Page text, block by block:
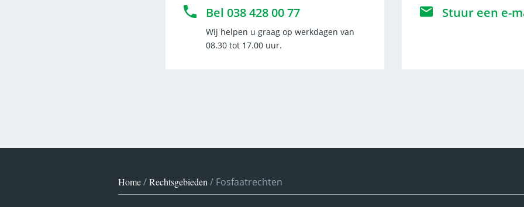
Bel 038 428 00 77
Wij helpen u graag op werkdagen van
08.30 tot 17.00 uur.
Stuur een e-
Home/Rechtsgebieden/ Fosfaatrechten